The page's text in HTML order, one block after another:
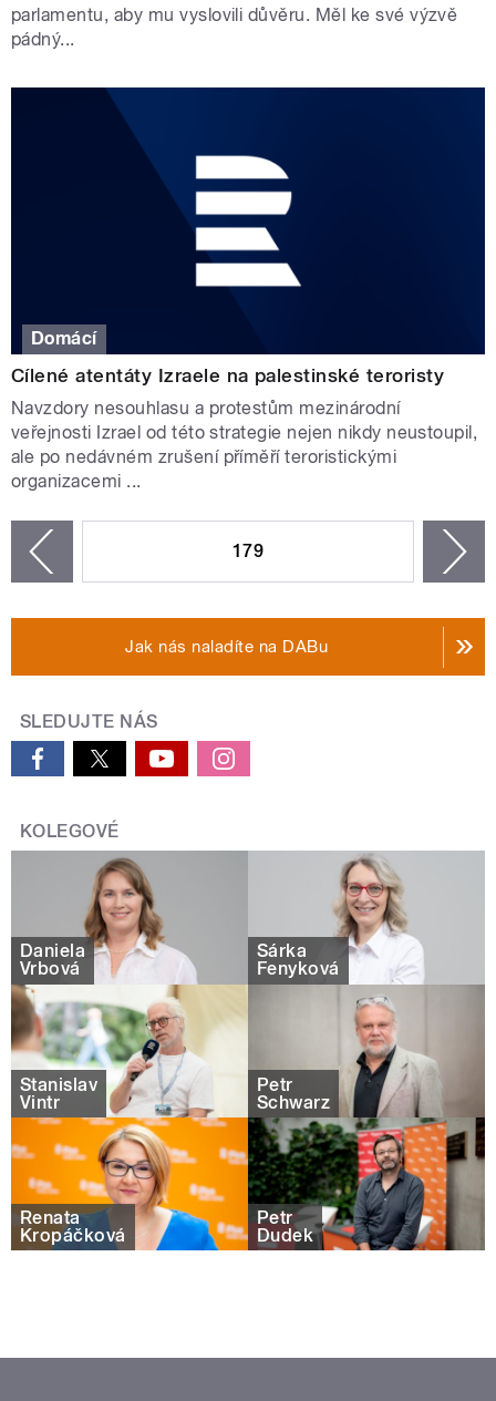
parlamentu, aby mu vyslovili důvěru. Měl ke své výzvě
pádný...
Domácí
Cílené atentáty Izraele na palestinské teroristy
Navzdory nesouhlasu a protestům mezinárodní
veřejnosti Izrael od této strategie nejen nikdy neustoupil,
ale po nedávném zrušení příměří teroristickými
organizacemi ...
179
Jak nás naladíte na DABu
SLEDUJTE NÁS
KOLEGOVÉ
Daniela
Vrbová
Šárka
Fenyková
Stanislav
Vintr
Petr
Schwarz
Renata
Kropáčková
Petr
Dudek